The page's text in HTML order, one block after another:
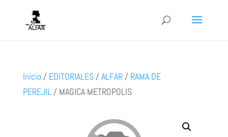
Inicio / EDITORIALES/ALFAR/ RAMA DE
PEREJIL/ MAGICA METROPOLIS